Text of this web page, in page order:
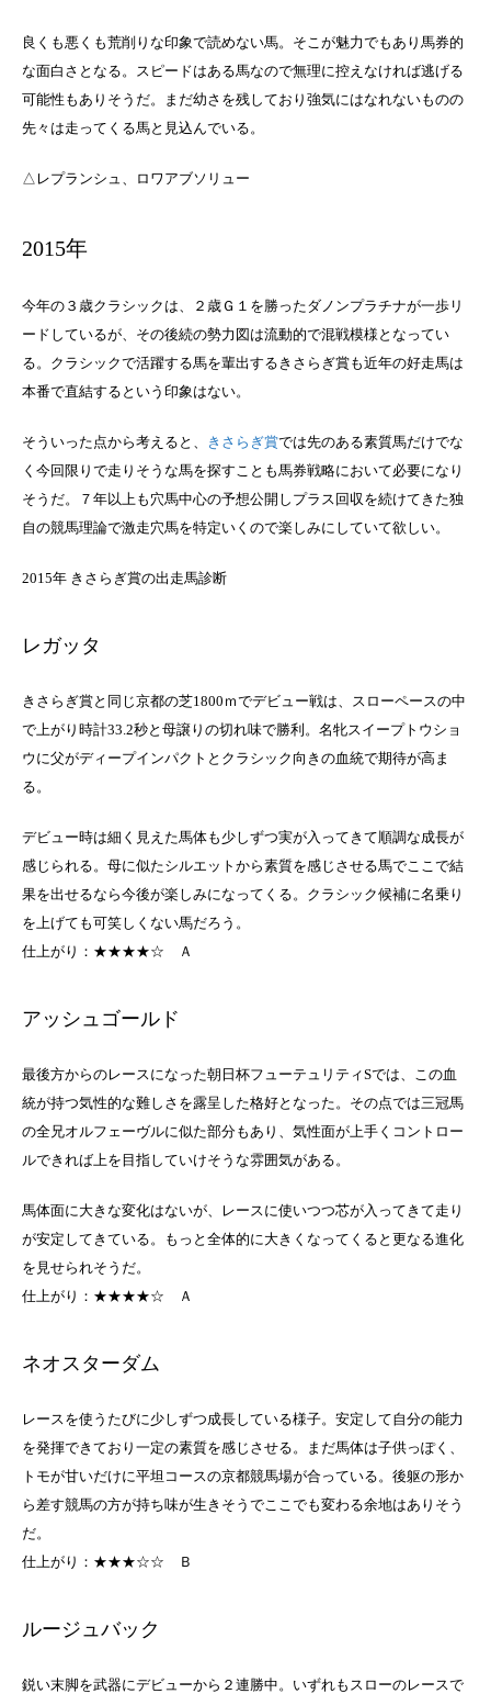
良くも悪くも荒削りな印象で読めない馬。そこが魅力でもあり馬券的
な面白さとなる。スピードはある馬なので無理に控えなければ逃げる
可能性もありそうだ。まだ幼さを残しており強気にはなれないものの
先々は走ってくる馬と見込んでいる。
△レプランシュ、ロワアブソリュー
2015年
今年の３歳クラシックは、２歳Ｇ１を勝ったダノンプラチナが一歩リ
ードしているが、その後続の勢力図は流動的で混戦模様となってい
る。クラシックで活躍する馬を輩出するきさらぎ賞も近年の好走馬は
本番で直結するという印象はない。
そういった点から考えると、 きさらぎ賞では先のある素質馬だけでな
く今回限りで走りそうな馬を探すことも馬券戦略において必要になり
そうだ。７年以上も穴馬中心の予想公開しプラス回収を続けてきた独
自の競馬理論で激走穴馬を特定いくので楽しみにしていて欲しい。
2015年 きさらぎ賞の出走馬診断
レガッタ
きさらぎ賞と同じ京都の芝1800ｍでデビュー戦は、スローペースの中
で上がり時計33.2秒と母譲りの切れ味で勝利。名牝スイープトウショ
ウに父がディープインパクトとクラシック向きの血統で期待が高ま
る。
デビュー時は細く見えた馬体も少しずつ実が入ってきて順調な成長が
感じられる。母に似たシルエットから素質を感じさせる馬でここで結
果を出せるなら今後が楽しみになってくる。クラシック候補に名乗り
を上げても可笑しくない馬だろう。
仕上がり：★★★★☆
Ａ
アッシュゴールド
最後方からのレースになった朝日杯フューテュリティSでは、この血
統が持つ気性的な難しさを露呈した格好となった。その点では三冠馬
の全兄オルフェーヴルに似た部分もあり、気性面が上手くコントロー
ルできれば上を目指していけそうな雰囲気がある。
馬体面に大きな変化はないが、レースに使いつつ芯が入ってきて走り
が安定してきている。もっと全体的に大きくなってくると更なる進化
を見せられそうだ。
仕上がり：★★★★☆
Ａ
ネオスターダム
レースを使うたびに少しずつ成長している様子。安定して自分の能力
を発揮できており一定の素質を感じさせる。まだ馬体は子供っぽく、
トモが甘いだけに平坦コースの京都競馬場が合っている。後躯の形か
ら差す競馬の方が持ち味が生きそうでここでも変わる余地はありそう
だ。
仕上がり：★★★☆☆
Ｂ
ルージュバック
鋭い末脚を武器にデビューから２連勝中。いずれもスローのレースで